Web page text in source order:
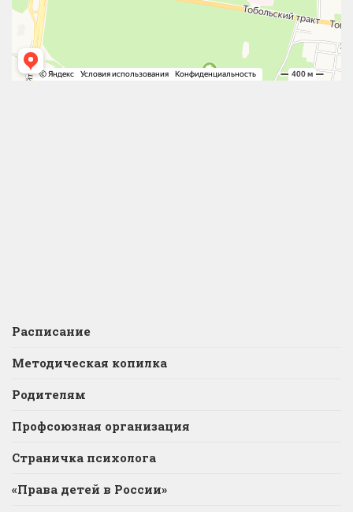
Расписание
Методическая копилка
Родителям
Профсоюзная организация
Страничка психолога
«Права детей в России»